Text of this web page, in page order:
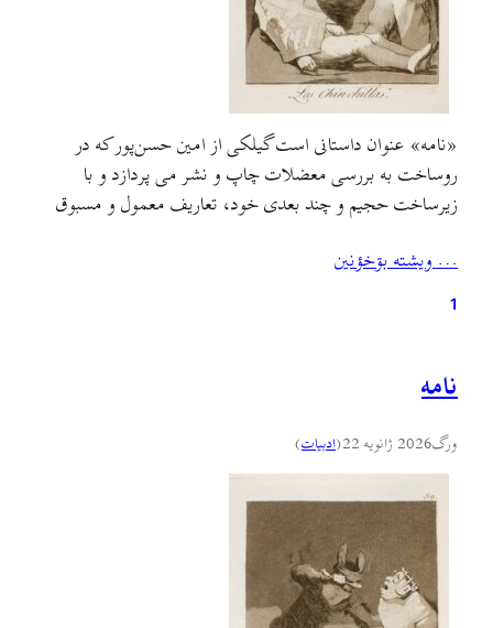
«نامه» عنوان داستانی است گیلکی از امین حسن‌پور که در
روساخت به بررسی معضلات چاپ و نشر می پردازد و با
زیرساخت حجیم و چند بعدی خود، تعاریف معمول و مسبوق
ناگزیر «نامه» فضای اجرایی محتوا را مستعد مفهومی می‌کند که
«نامه» برای تبیین…
… ويشته بۊخؤنين
1
نامه
ورگ2026 ژانویه 22 (ادبيات)